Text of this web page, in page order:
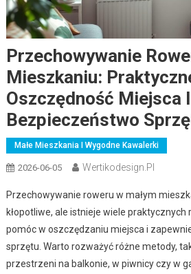
Przechowywanie
Mieszkaniu:
Oszczędność Miejsca I
Bezpieczeństwo
Małe Mieszkania I Wygodne Kawalerki
2026-06-05 Wertikodesign.pl
Przechowywanie roweru w małym
kłopotliwe, ale istnieje wiele
pomóc w oszczędzaniu miejsca i
sprzętu. Warto rozważyć różne metody,
przestrzeni na balkonie, w piwnicy czy w